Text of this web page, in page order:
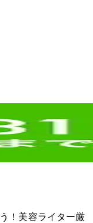
！美容ライター厳